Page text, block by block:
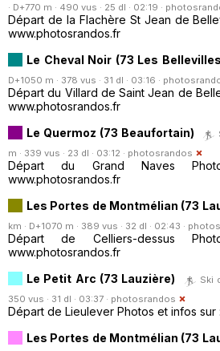
· D+770 m · 490 vus · 25 dl · 02:19 ·
Départ de la Flachère St Jean de
www.photosrandos.fr
Le Cheval Noir (73 Les
D+1050 m · 378 vus · 31 dl · 03:16 ·
Départ du Villard de Saint Jean de
www.photosrandos.fr
Le Quermoz (73 Beaufortain)
m · 339 vus · 23 dl · 03:12 · photosrandos
Départ du Grand Naves
www.photosrandos.fr
Les Portes de Montmélian (73
km · D+1070 m · 389 vus · 32 dl · 02:43 ·
Départ de Celliers-dessus
www.photosrandos.fr
Le Petit Arc (73 Lauzière)
Ski
350 vus · 31 dl · 03:37 · photosrandos
Départ de Lieulever Photos et infos sur
Les Portes de Montmélian (73